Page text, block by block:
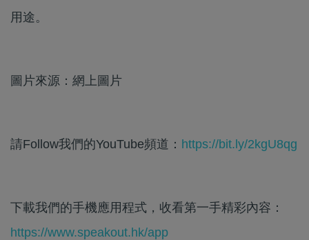
用途。
圖片來源：網上圖片
請Follow我們的YouTube頻道： https://bit.ly/2kgU8qg
下載我們的手機應用程式，收看第一手精彩內容：
https://www.speakout.hk/app